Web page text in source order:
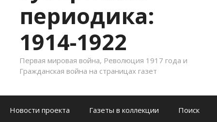
периодика:
1914-1922
Первая мировая война, Революция 1917 года и
Гражданская война на страницах газет
Новости проекта
Газеты в коллекции Поиск